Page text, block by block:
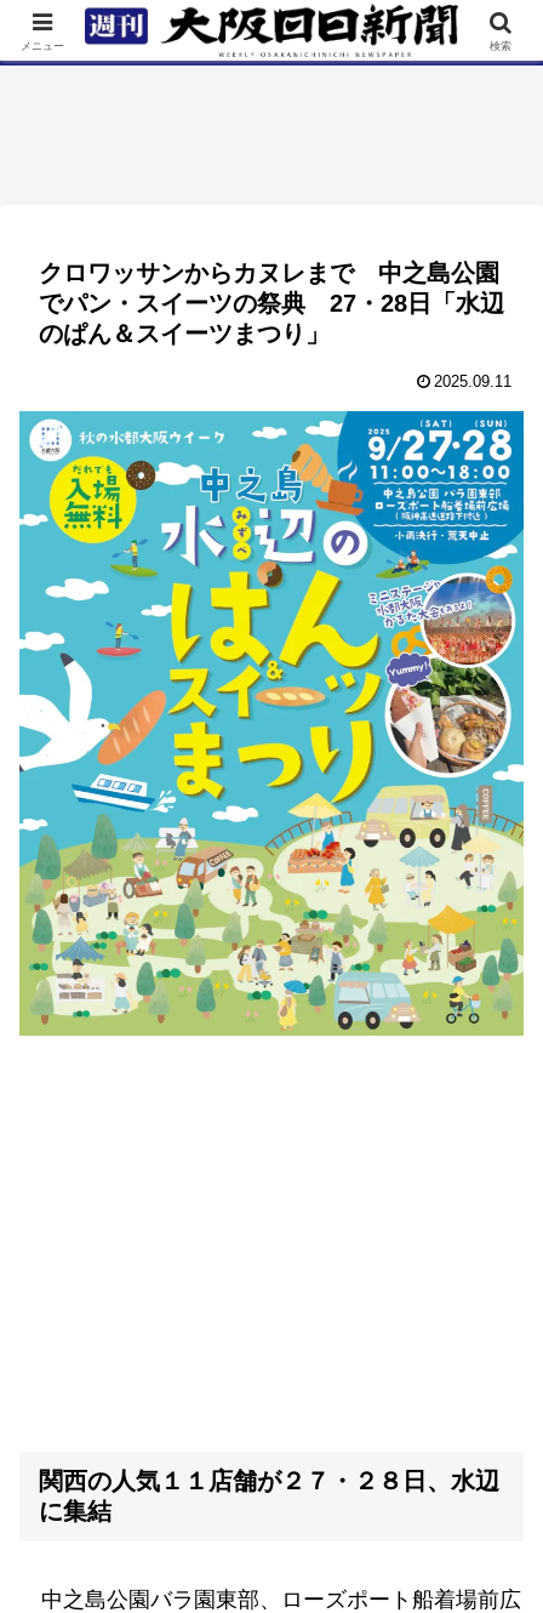
TOP 特集 ニュース 連載 街ネタ イベント
クロワッサンからカヌレまで 中之島公園
でパン・スイーツの祭典 27・28日「水辺
のぱん＆スイーツまつり」
2025.09.11
関西の人気１１店舗が２７・２８日、水辺
に集結
中之島公園バラ園東部、ローズポート船着場前広
メニュー 検索